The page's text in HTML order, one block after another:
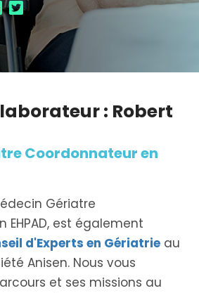
: Robert
Coordonnateur en
Gériatre
EHPAD, est également
d'Experts en Gériatrie au
Anisen. Nous vous
et ses missions au